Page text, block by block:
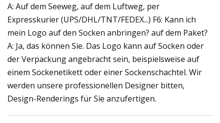
A: Auf dem Seeweg, auf dem Luftweg, per
Expresskurier (UPS/DHL/TNT/FEDEX...) F6: Kann ich
mein Logo auf den Socken anbringen? auf dem Paket?
A: Ja, das können Sie. Das Logo kann auf Socken oder
der Verpackung angebracht sein, beispielsweise auf
einem Sockenetikett oder einer Sockenschachtel. Wir
werden unsere professionellen Designer bitten,
Design-Renderings für Sie anzufertigen.